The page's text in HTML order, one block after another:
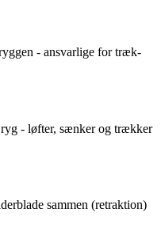
- ansvarlige for træk-
- løfter, sænker og trækker
sammen (retraktion)